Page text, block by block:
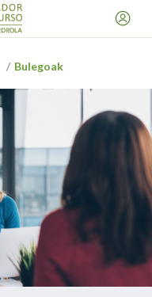
Bulegoak